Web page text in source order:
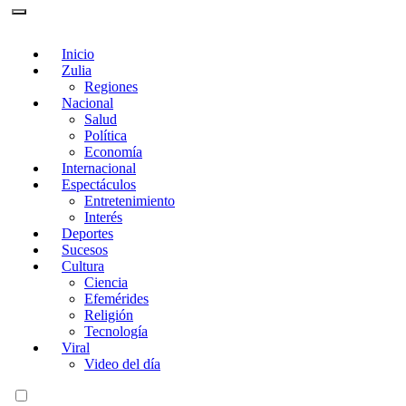
Inicio
Zulia
Regiones
Nacional
Salud
Política
Economía
Internacional
Espectáculos
Entretenimiento
Interés
Deportes
Sucesos
Cultura
Ciencia
Efemérides
Religión
Tecnología
Viral
Video del día